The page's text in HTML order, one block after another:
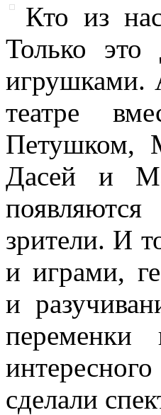
Кто из
Только
игрушками.
театре
Петушком,
Дасей и
зрители. И
и играми,
и
сделали